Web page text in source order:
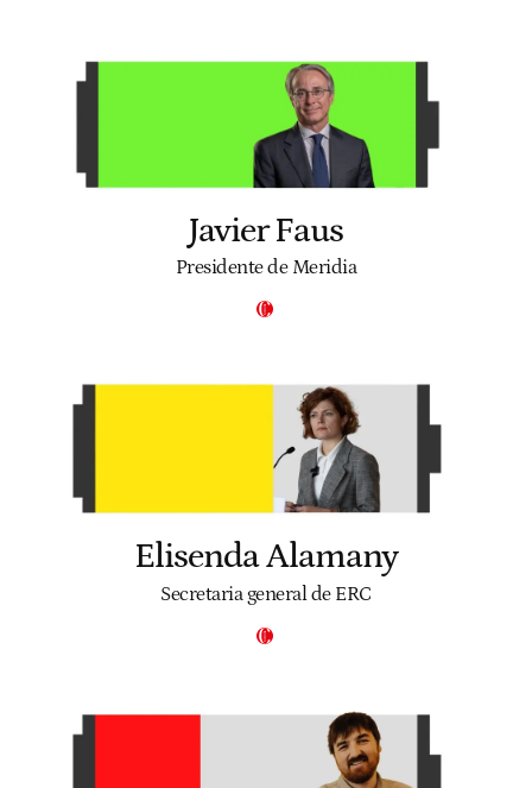
Javier Faus
Presidente de Meridia
Elisenda Alamany
Secretaria general de ERC